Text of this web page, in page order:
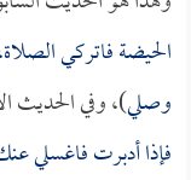
الحيضة فاتركي
وصلي)، وفي الحديث
فإذا أدبرت فاغسلي